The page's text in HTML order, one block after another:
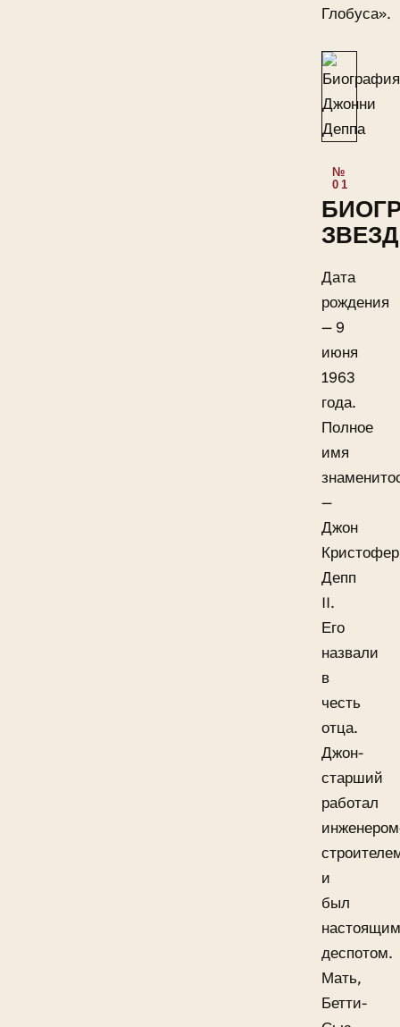
Глобуса».
Дата
рождения
— 9
июня
1963
года.
Полное
имя
—
Джон
Кристофер
Депп
II.
Его
назвали
в
честь
отца.
Джон-
старший
работал
и
был
настоящим
деспотом.
Мать,
Бетти-